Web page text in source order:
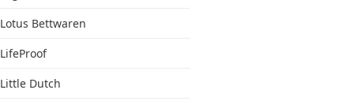
Lotus Bettwaren
LifeProof
Little Dutch